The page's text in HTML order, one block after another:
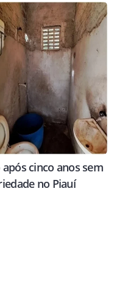
cinco anos sem
no Piauí